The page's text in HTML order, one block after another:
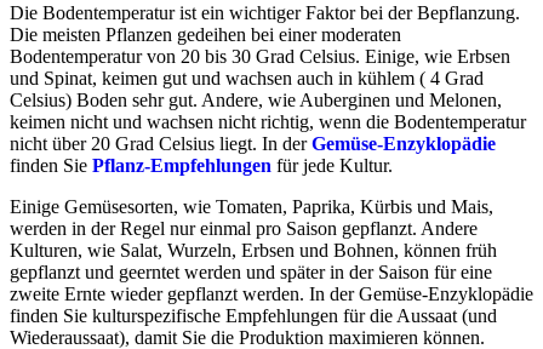
Die Bodentemperatur ist ein wichtiger Faktor bei der Bepflanzung.
Die meisten Pflanzen gedeihen bei einer moderaten
Bodentemperatur von 20 bis 30 Grad Celsius. Einige, wie Erbsen
und Spinat, keimen gut und wachsen auch in kühlem ( 4 Grad
Celsius) Boden sehr gut. Andere, wie Auberginen und Melonen,
keimen nicht und wachsen nicht richtig, wenn die Bodentemperatur
nicht über 20 Grad Celsius liegt. In derGemüse-Enzyklopädie
finden Sie Pflanz-Empfehlungen für jede Kultur.
Einige Gemüsesorten, wie Tomaten, Paprika, Kürbis und Mais,
werden in der Regel nur einmal pro Saison gepflanzt. Andere
Kulturen, wie Salat, Wurzeln, Erbsen und Bohnen, können früh
gepflanzt und geerntet werden und später in der Saison für eine
zweite Ernte wieder gepflanzt werden. In der Gemüse-Enzyklopädie
finden Sie kulturspezifische Empfehlungen für die Aussaat (und
Wiederaussaat), damit Sie die Produktion maximieren können.